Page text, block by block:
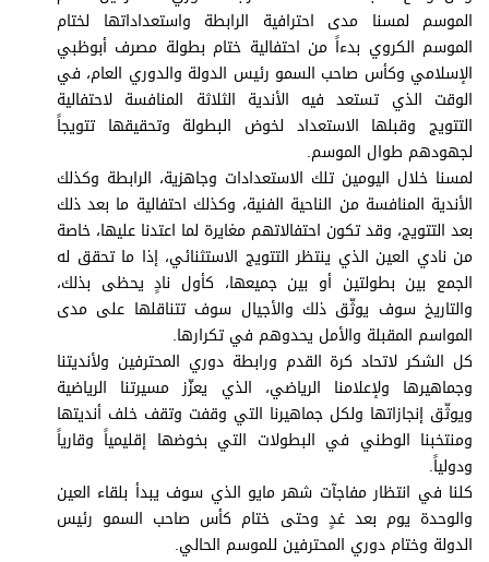
عدد اليوم
مواقيت الصلاة
الأحوال الجوية
الموسم لمسنا مدى احترافية الرابطة واستعداداتها لختام
الموسم الكروي بدءاً من احتفالية ختام بطولة مصرف أبوظبي
الإسلامي وكأس صاحب السمو رئيس الدولة والدوري العام، في
الوقت الذي تستعد فيه الأندية الثلاثة المنافسة لاحتفالية
التتويج وقبلها الاستعداد لخوض البطولة وتحقيقها تتويجاً
لجهودهم طوال الموسم.
لمسنا خلال اليومين تلك الاستعدادات وجاهزية، الرابطة وكذلك
الأندية المنافسة من الناحية الفنية، وكذلك احتفالية ما بعد ذلك
بعد التتويج، وقد تكون احتفالاتهم مغايرة لما اعتدنا عليها، خاصة
من نادي العين الذي ينتظر التتويج الاستثنائي، إذا ما تحقق له
الجمع بين بطولتين أو بين جميعها، كأول نادٍ يحظى بذلك،
والتاريخ سوف يوثّق ذلك والأجيال سوف تتناقلها على مدى
المواسم المقبلة والأمل يحدوهم في تكرارها.
كل الشكر لاتحاد كرة القدم ورابطة دوري المحترفين ولأنديتنا
وجماهيرها ولإعلامنا الرياضي، الذي يعزّز مسيرتنا الرياضية
ويوثّق إنجازاتها ولكل جماهيرنا التي وقفت وتقف خلف أنديتها
ومنتخبنا الوطني في البطولات التي بخوضها إقليمياً وقارياً
ودولياً.
كلنا في انتظار مفاجآت شهر مايو الذي سوف يبدأ بلقاء العين
والوحدة يوم بعد غدٍ وحتى ختام كأس صاحب السمو رئيس
الدولة وختام دوري المحترفين للموسم الحالي.